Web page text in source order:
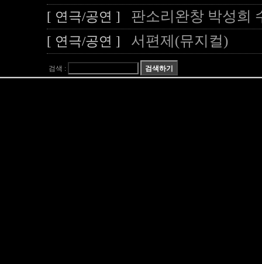
[ 연극/공연 ] 판소리완창 박성희
[ 연극/공연 ] 서편제(뮤지컬)
검색 :